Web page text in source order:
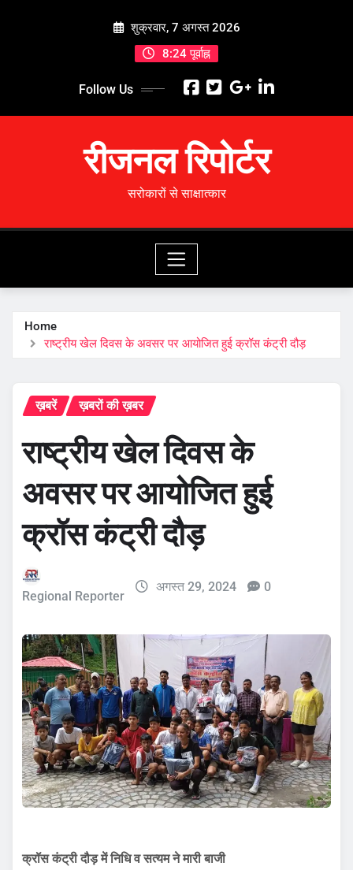
शुक्रवार, 7 अगस्त 2026
8:24 पूर्वाह्न
Follow Us
रीजनल रिपोर्टर
सरोकारों से साक्षात्कार
Home
राष्ट्रीय खेल दिवस के अवसर पर आयोजित हुई क्रॉस कंट्री दौड़
ख़बरें ख़बरों की ख़बर
राष्ट्रीय खेल दिवस के
अवसर पर आयोजित हुई
क्रॉस कंट्री दौड़
Regional Reporter
अगस्त 29, 2024 0
क्रॉस कंट्री दौड़ में निधि व सत्यम ने मारी बाजी